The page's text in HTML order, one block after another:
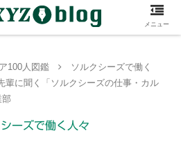
100人図鑑
ソルクシーズで働く
輩に聞く「ソルクシーズの仕事・カル
ーズで働く人々
メニュー